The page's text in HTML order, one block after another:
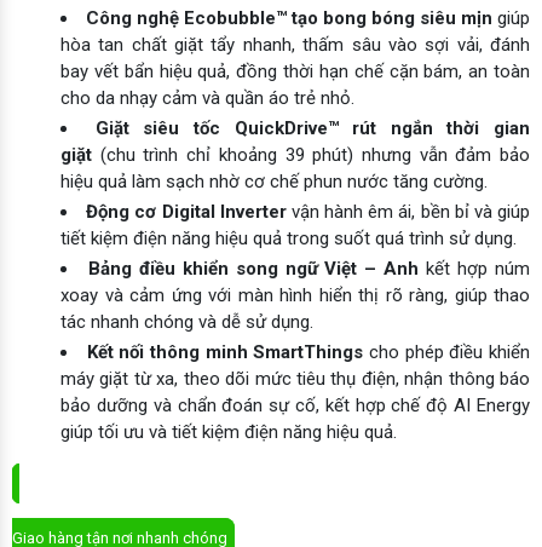
Công nghệ Ecobubble™ tạo bong bóng siêu mịn giúp
hòa tan chất giặt tẩy nhanh, thấm sâu vào sợi vải, đánh
bay vết bẩn hiệu quả, đồng thời hạn chế cặn bám, an toàn
cho da nhạy cảm và quần áo trẻ nhỏ.
Giặt siêu tốc QuickDrive™ rút ngắn thời gian
giặt (chu trình chỉ khoảng 39 phút) nhưng vẫn đảm bảo
hiệu quả làm sạch nhờ cơ chế phun nước tăng cường.
Động cơ Digital Inverter vận hành êm ái, bền bỉ và giúp
tiết kiệm điện năng hiệu quả trong suốt quá trình sử dụng.
Bảng điều khiển song ngữ Việt – Anh kết hợp núm
xoay và cảm ứng với màn hình hiển thị rõ ràng, giúp thao
tác nhanh chóng và dễ sử dụng.
Kết nối thông minh SmartThings cho phép điều khiển
máy giặt từ xa, theo dõi mức tiêu thụ điện, nhận thông báo
bảo dưỡng và chẩn đoán sự cố, kết hợp chế độ AI Energy
giúp tối ưu và tiết kiệm điện năng hiệu quả.
Giao hàng tận nơi nhanh chóng